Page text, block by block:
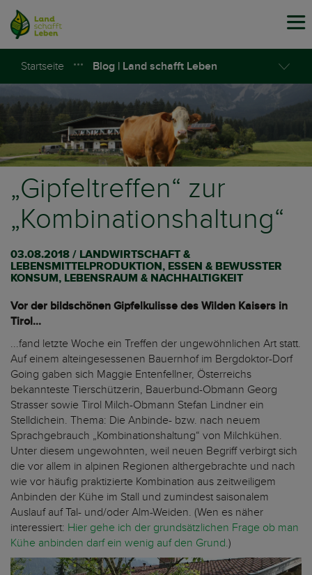
Startseite Blog | Land schafft Leben
„Gipfeltreffen“ zur
„Kombinationshaltung“
03.08.2018 / LANDWIRTSCHAFT &
LEBENSMITTELPRODUKTION, ESSEN & BEWUSSTER
KONSUM, LEBENSRAUM & NACHHALTIGKEIT
Vor der bildschönen Gipfelkulisse des Wilden Kaisers in
Tirol...
...fand letzte Woche ein Treffen der ungewöhnlichen Art statt.
Auf einem alteingesessenen Bauernhof im Bergdoktor-Dorf
Going gaben sich Maggie Entenfellner, Österreichs
bekannteste Tierschützerin, Bauerbund-Obmann Georg
Strasser sowie Tirol Milch-Obmann Stefan Lindner ein
Stelldichein. Thema: Die Anbinde- bzw. nach neuem
Sprachgebrauch „Kombinationshaltung“ von Milchkühen.
Unter diesem ungewohnten, weil neuen Begriff verbirgt sich
die vor allem in alpinen Regionen althergebrachte und nach
wie vor häufig praktizierte Kombination aus zeitweiligem
Anbinden der Kühe im Stall und zumindest saisonalem
Auslauf auf Tal- und/oder Alm-Weiden. (Wen es näher
interessiert: Hier gehe ich der grundsätzlichen Frage ob man
Kühe anbinden darf ein wenig auf den Grund.)